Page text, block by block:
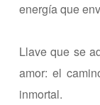
energía que
Llave que se
amor: el
inmortal.